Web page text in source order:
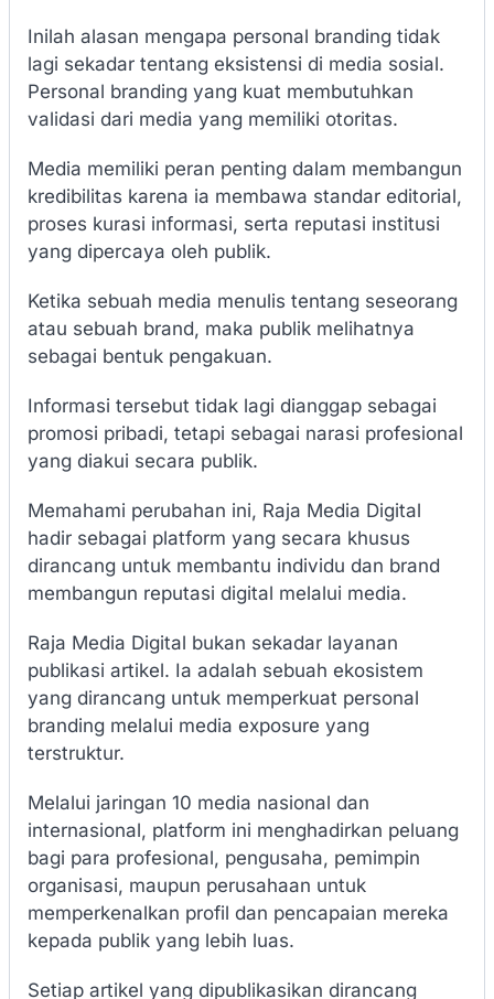
Inilah alasan mengapa personal branding tidak
lagi sekadar tentang eksistensi di media sosial.
Personal branding yang kuat membutuhkan
validasi dari media yang memiliki otoritas.
Media memiliki peran penting dalam membangun
kredibilitas karena ia membawa standar editorial,
proses kurasi informasi, serta reputasi institusi
yang dipercaya oleh publik.
Ketika sebuah media menulis tentang seseorang
atau sebuah brand, maka publik melihatnya
sebagai bentuk pengakuan.
Informasi tersebut tidak lagi dianggap sebagai
promosi pribadi, tetapi sebagai narasi profesional
yang diakui secara publik.
Memahami perubahan ini, Raja Media Digital
hadir sebagai platform yang secara khusus
dirancang untuk membantu individu dan brand
membangun reputasi digital melalui media.
Raja Media Digital bukan sekadar layanan
publikasi artikel. Ia adalah sebuah ekosistem
yang dirancang untuk memperkuat personal
branding melalui media exposure yang
terstruktur.
Melalui jaringan 10 media nasional dan
internasional, platform ini menghadirkan peluang
bagi para profesional, pengusaha, pemimpin
organisasi, maupun perusahaan untuk
memperkenalkan profil dan pencapaian mereka
kepada publik yang lebih luas.
Setiap artikel yang dipublikasikan dirancang